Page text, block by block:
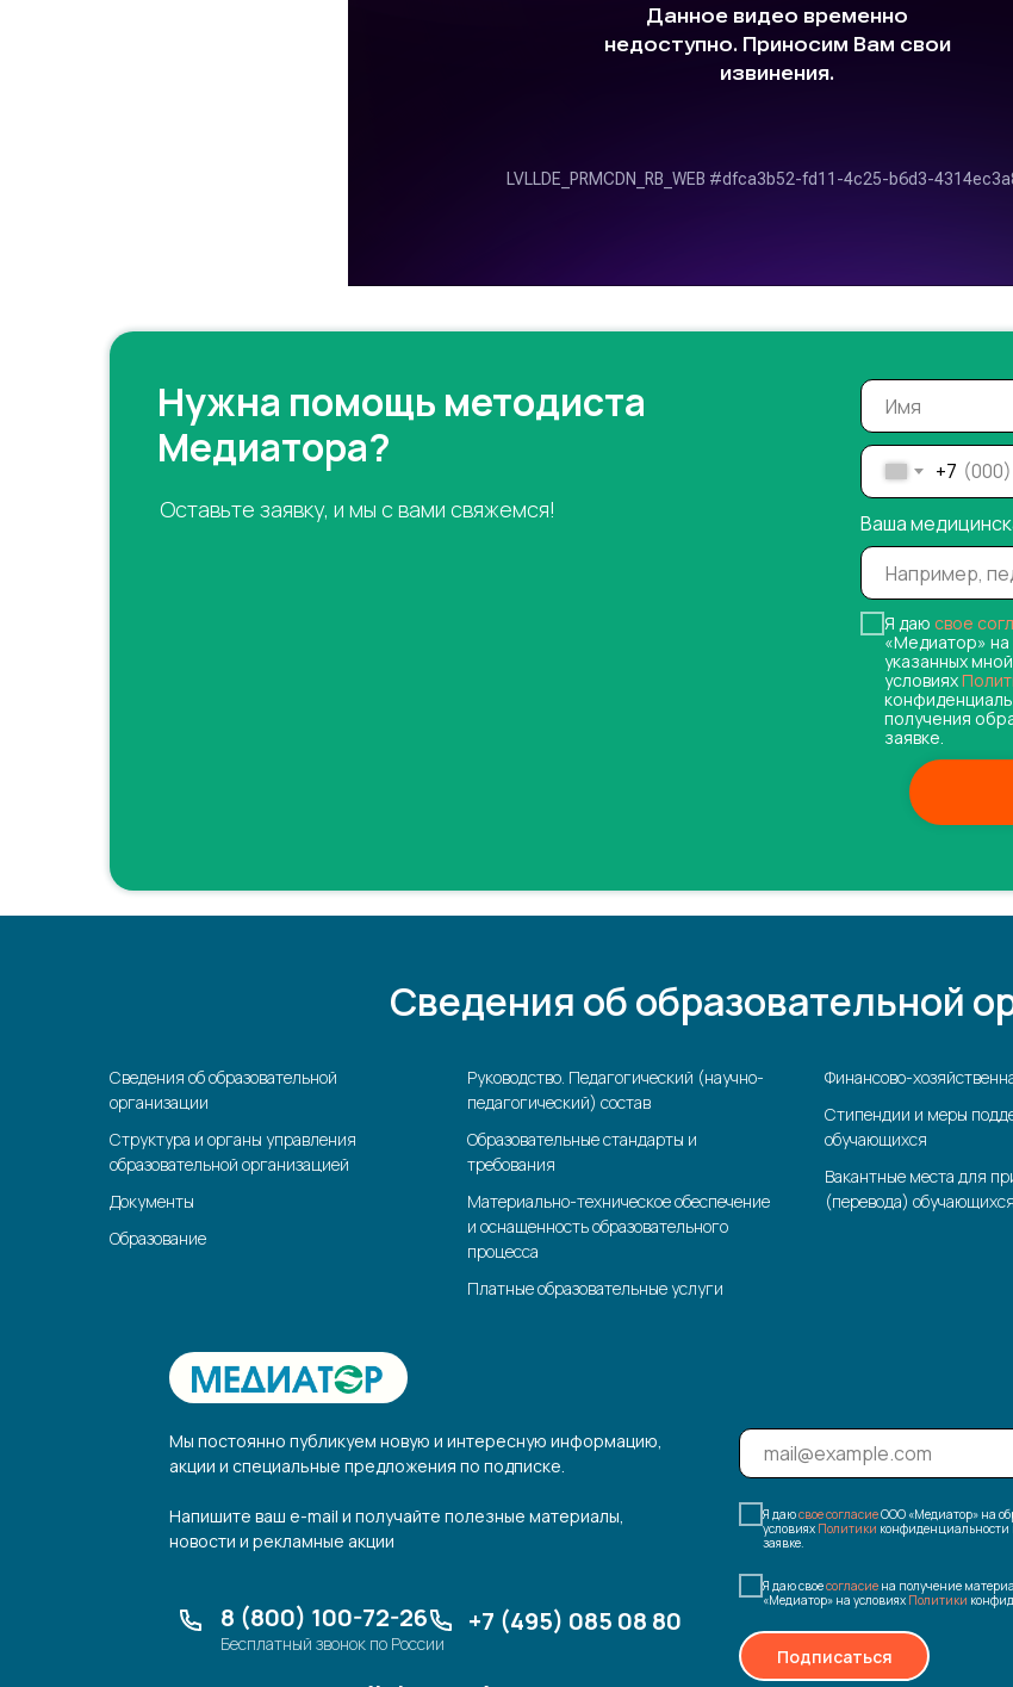
Нужна помощь методиста
Медиатора?
+7
Ваша
Я даю свое
«Медиатор»
указанных
условиях
получения
заявке.
Оставьте заявку, и мы с вами свяжемся!
Сведения об образовательной
Сведения об образовательной
организации
Структура и органы управления
образовательной организацией
Документы
Образование
Руководство. Педагогический (научно-
педагогический) состав
Образовательные стандарты и
требования
Материально-техническое обеспечение
и оснащенность образовательного
процесса
Платные образовательные услуги
Финансово-
Стипендии и меры
обучающихся
Вакантные места для
(перевода) обучающихся
Мы постоянно публикуем новую и интересную информацию,
акции и специальные предложения по подписке.
Напишите ваш e-mail и получайте полезные материалы,
новости и рекламные акции
Я даюсвое согласиеООО «Медиатор» на
условиях Политики конфиденциальности
заявке.
Я даю своесогласие на получение
«Медиатор» на условиях Политики
Подписаться
8 (800) 100-72-26
Бесплатный звонок по России
+7 (495) 085 08 80